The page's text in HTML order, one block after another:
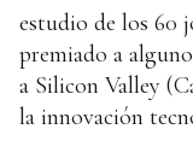
estudio de los 60
premiado a
a Silicon Valley
la innovación